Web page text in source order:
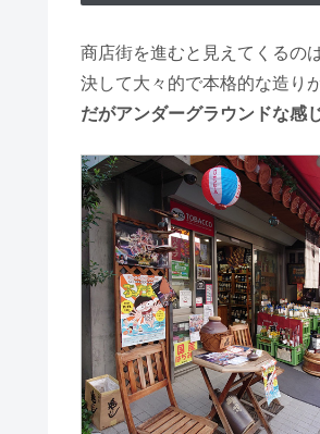
商店街を進むと見えてくるの
決して大々的で本格的な造り
だがアンダーグラウンドな感